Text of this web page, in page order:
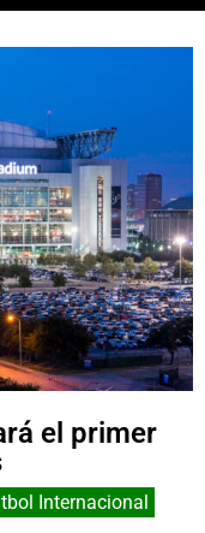
el primer
Internacional